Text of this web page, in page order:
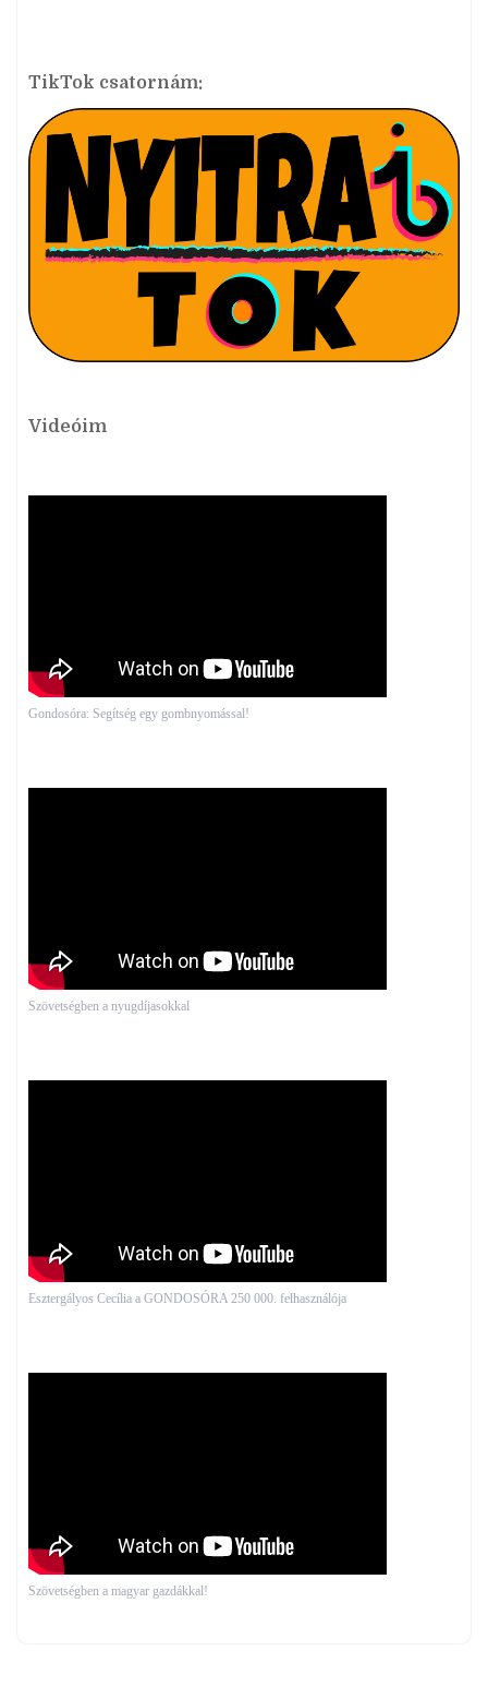
TikTok csatornám:
Videóim
Gondosóra: Segítség egy gombnyomással!
Szövetségben a nyugdíjasokkal
Esztergályos Cecília a GONDOSÓRA 250 000. felhasználója
Szövetségben a magyar gazdákkal!